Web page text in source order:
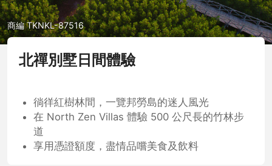
商編 TKNKL-87516
北禪別墅日間體驗
徜徉紅樹林間，一覽邦勞島的迷人風光
在 North Zen Villas 體驗 500 公尺長的竹林步
道
享用憑證額度，盡情品嚐美食及飲料